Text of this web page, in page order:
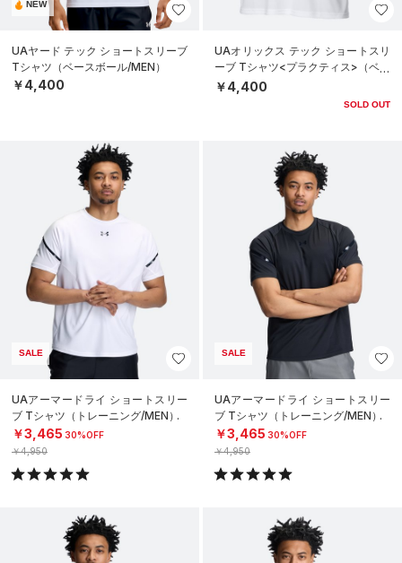
NEW
UAヤード テック ショートスリーブ
Tシャツ（ベースボール/MEN）
￥4,400
UAオリックス テック ショートスリ
ーブ Tシャツ<プラクティス>（ベー
スボール/UNISEX）
￥4,400
SOLD OUT
SALE
UAアーマードライ ショートスリー
ブ Tシャツ（トレーニング/MEN）
￥3,465 30%OFF
￥4,950
SALE
UAアーマードライ ショートスリー
ブ Tシャツ（トレーニング/MEN）
￥3,465 30%OFF
￥4,950